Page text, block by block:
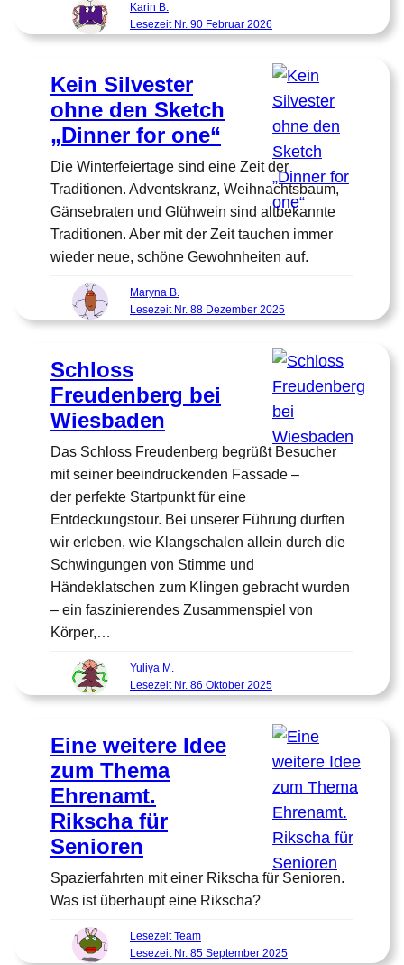
Karin B.
Lesezeit Nr. 90 Februar 2026
Kein Silvester
ohne den Sketch
„Dinner for one“
Die Winterfeiertage sind eine Zeit der
Traditionen. Adventskranz, Weihnachtsbaum,
Gänsebraten und Glühwein sind altbekannte
Traditionen. Aber mit der Zeit tauchen immer
wieder neue, schöne Gewohnheiten auf.
Maryna B.
Lesezeit Nr. 88 Dezember 2025
Schloss
Freudenberg bei
Wiesbaden
Das Schloss Freudenberg begrüßt Besucher
mit seiner beeindruckenden Fassade –
der perfekte Startpunkt für eine
Entdeckungstour. Bei unserer Führung durften
wir erleben, wie Klangschalen allein durch die
Schwingungen von Stimme und
Händeklatschen zum Klingen gebracht wurden
– ein faszinierendes Zusammenspiel von
Körper,…
Yuliya M.
Lesezeit Nr. 86 Oktober 2025
Eine weitere Idee
zum Thema
Ehrenamt.
Rikscha für
Senioren
Spazierfahrten mit einer Rikscha für Senioren.
Was ist überhaupt eine Rikscha?
Lesezeit Team
Lesezeit Nr. 85 September 2025